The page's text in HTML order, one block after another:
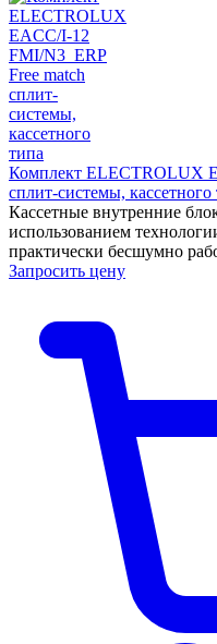
Комплект ELECTROLUX
сплит-системы, кассетного
Кассетные внутренние
использованием
практически бесшумно
Запросить цену